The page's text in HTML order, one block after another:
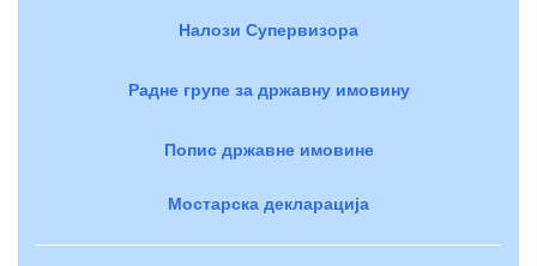
Налози Супервизора
Радне групе за државну имовину
Попис државне имовине
Мостарска декларација